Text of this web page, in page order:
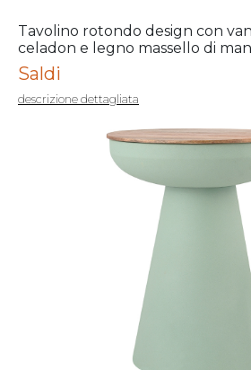
Tavolino rotondo design con
celadon e legno massello di
Saldi
descrizione dettagliata